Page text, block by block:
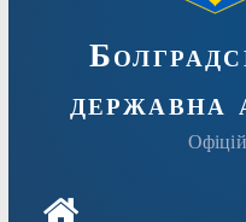
державна